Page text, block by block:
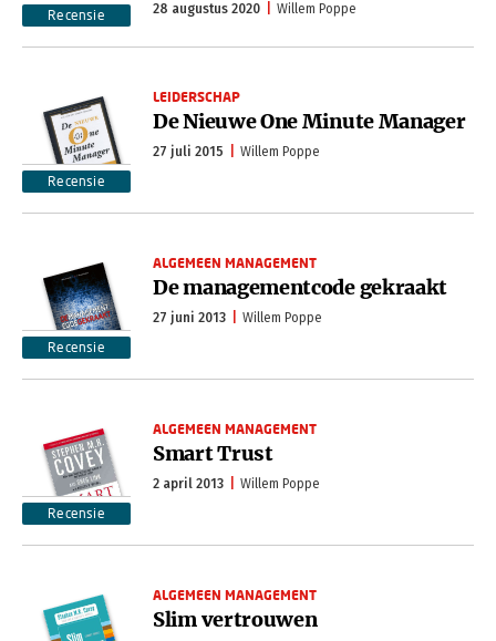
Recensie 28 augustus 2020 Willem Poppe
Recensie
LEIDERSCHAP
De Nieuwe One Minute Manager
27 juli 2015 Willem Poppe
Recensie
ALGEMEEN MANAGEMENT
De managementcode gekraakt
27 juni 2013 Willem Poppe
Recensie
ALGEMEEN MANAGEMENT
Smart Trust
2 april 2013 Willem Poppe
ALGEMEEN MANAGEMENT
Slim vertrouwen